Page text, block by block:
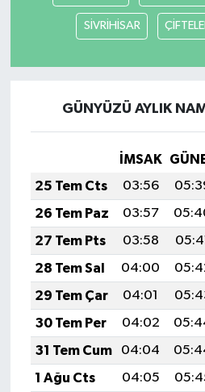
SİVRİHİSAR
GÜNYÜZÜ AYLIK
İMSAK
25 Tem Cts
03:56
26 Tem Paz
03:57
27 Tem Pts
03:58
28 Tem Sal
04:00
29 Tem Çar
04:01
30 Tem Per
04:02
31 Tem Cum
04:04
1 Ağu Cts
04:05